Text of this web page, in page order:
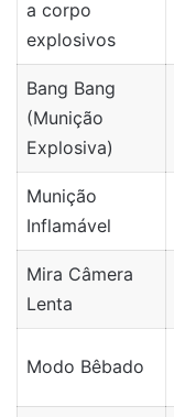
a corpo
explosivos
Bang Bang
(Munição
Explosiva)
Munição
Inflamável
Mira Câmera
Lenta
Modo Bêbado